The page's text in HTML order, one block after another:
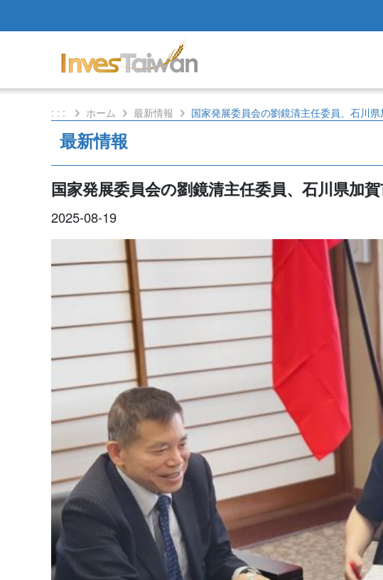
: : : ホーム 最新情報 国家発展委員会の劉鏡清主任委員、石川
最新情報
国家発展委員会の劉鏡清主任委員、石川県加
2025-08-19